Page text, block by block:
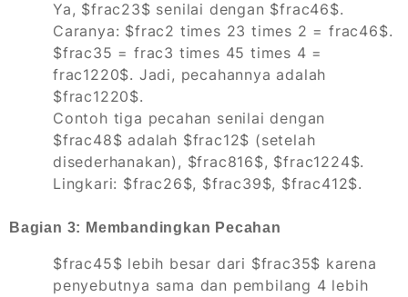
Ya, $frac23$ senilai dengan $frac46$.
Caranya: $frac2 times 23 times 2 = frac46$.
$frac35 = frac3 times 45 times 4 =
frac1220$. Jadi, pecahannya adalah
$frac1220$.
Contoh tiga pecahan senilai dengan
$frac48$ adalah $frac12$ (setelah
disederhanakan), $frac816$, $frac1224$.
Lingkari: $frac26$, $frac39$, $frac412$.
Bagian 3: Membandingkan Pecahan
$frac45$ lebih besar dari $frac35$ karena
penyebutnya sama dan pembilang 4 lebih